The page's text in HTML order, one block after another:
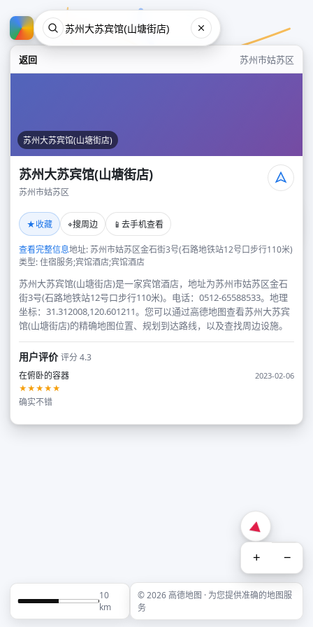
返回 苏州市姑苏区
苏州大苏宾馆(山塘街店)
苏州大苏宾馆(山塘街店)
苏州市姑苏区
★收藏 ⌖搜周边 📱 去手机查看
查看完整信息地址: 苏州市姑苏区金石街3号(石路地铁站12号口步行110米)
类型: 住宿服务;宾馆酒店;宾馆酒店
苏州大苏宾馆(山塘街店)是一家宾馆酒店，地址为苏州市姑苏区金石
街3号(石路地铁站12号口步行110米)。电话：0512-65588533。地理
坐标：31.312008,120.601211。您可以通过高德地图查看苏州大苏宾
馆(山塘街店)的精确地图位置、规划到达路线，以及查找周边设施。
用户评价评分 4.3
在俯卧的容器
2023-02-06
★★★★★
确实不错
+ −
10
km
© 2026 高德地图 · 为您提供准确的地图服
务